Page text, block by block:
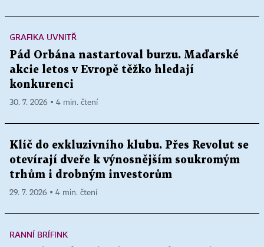
GRAFIKA UVNITŘ
Pád Orbána nastartoval burzu. Maďarské
akcie letos v Evropě těžko hledají
konkurenci
30. 7. 2026 ▪ 4 min. čtení
Klíč do exkluzivního klubu. Přes Revolut se
otevírají dveře k výnosnějším soukromým
trhům i drobným investorům
29. 7. 2026 ▪ 4 min. čtení
RANNÍ BRÍFINK